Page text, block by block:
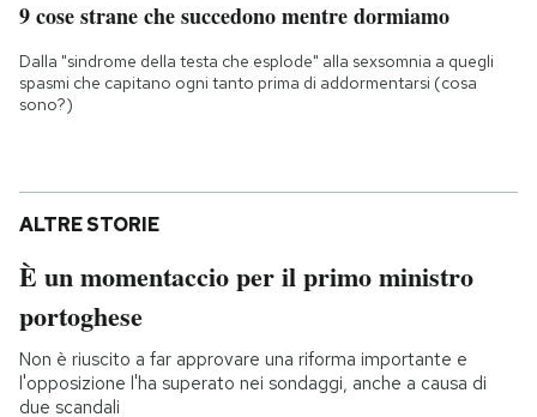
9 cose strane che succedono mentre dormiamo
Dalla "sindrome della testa che esplode" alla sexsomnia a quegli
spasmi che capitano ogni tanto prima di addormentarsi (cosa
sono?)
ALTRE STORIE
È un momentaccio per il primo ministro
portoghese
Non è riuscito a far approvare una riforma importante e
l'opposizione l'ha superato nei sondaggi, anche a causa di
due scandali